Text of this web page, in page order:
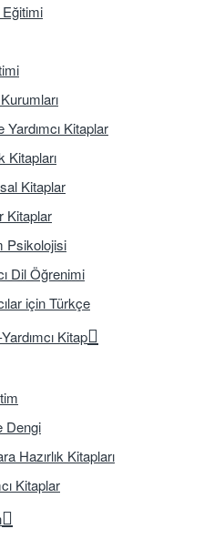
Yardımcı Kitaplar
Kitapları
Kitaplar
Kitaplar
Psikolojisi
Dil Öğrenimi
için Türkçe
Kitap
Dengi
Hazırlık Kitapları
Kitaplar